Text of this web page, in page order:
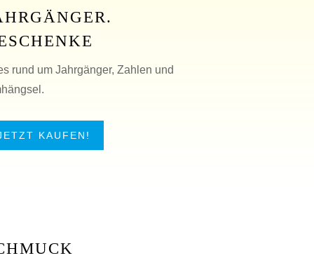
rund um Jahrgänger, Zahlen und
KAUFEN!